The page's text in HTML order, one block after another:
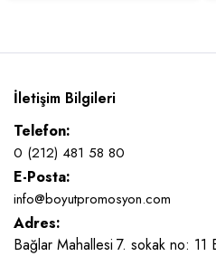
İletişim Bilgileri
Telefon:
0 (212) 481 58 80
E-Posta:
info@boyutpromosyon.com
Adres:
Bağlar Mahallesi 7. sokak no: 11